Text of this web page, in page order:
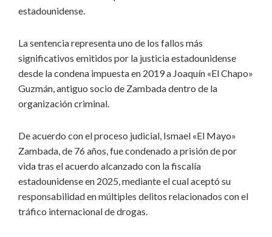
estadounidense.
La sentencia representa uno de los fallos más
significativos emitidos por la justicia estadounidense
desde la condena impuesta en 2019 a Joaquín «El Chapo»
Guzmán, antiguo socio de Zambada dentro de la
organización criminal.
De acuerdo con el proceso judicial, Ismael «El Mayo»
Zambada, de 76 años, fue condenado a prisión de por
vida tras el acuerdo alcanzado con la fiscalía
estadounidense en 2025, mediante el cual aceptó su
responsabilidad en múltiples delitos relacionados con el
tráfico internacional de drogas.